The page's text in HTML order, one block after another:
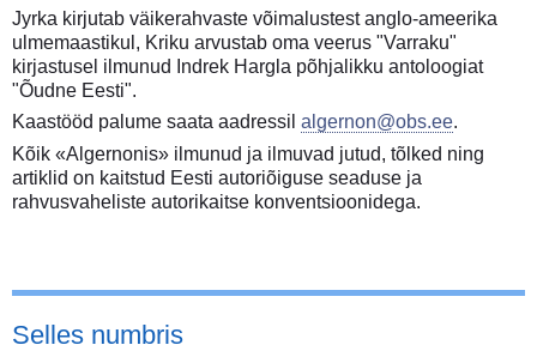
Jyrka kirjutab väikerahvaste võimalustest anglo-ameerika
ulmemaastikul, Kriku arvustab oma veerus "Varraku"
kirjastusel ilmunud Indrek Hargla põhjalikku antoloogiat
"Õudne Eesti".
Kaastööd palume saata aadressil algernon@obs.ee.
Kõik «Algernonis» ilmunud ja ilmuvad jutud, tõlked ning
artiklid on kaitstud Eesti autoriõiguse seaduse ja
rahvusvaheliste autorikaitse konventsioonidega.
Selles numbris